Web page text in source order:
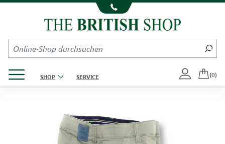
Kompletten Head der Seite überspringen
SHOP SERVICE (0)